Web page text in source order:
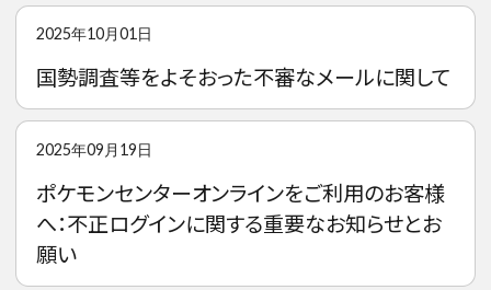
2025年10月01日
国勢調査等をよそおった不審なメールに関して
2025年09月19日
ポケモンセンターオンラインをご利用のお客様
へ：不正ログインに関する重要なお知らせとお
願い